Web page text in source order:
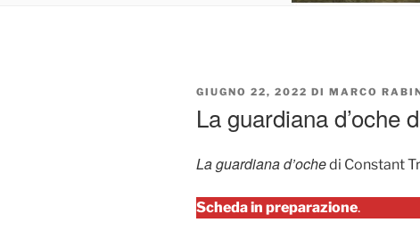
PUBBLICATO
GIUGNO 22, 2022 DI MARCO
La guardiana d’oche
La guardiana d’ochedi Constant
Scheda in preparazione.